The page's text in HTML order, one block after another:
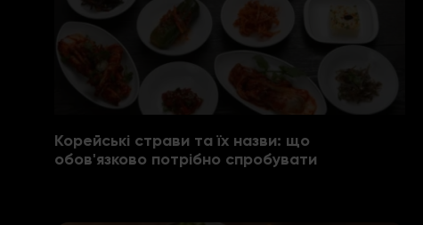
Корейські страви та їх назви: що
обов'язково потрібно спробувати